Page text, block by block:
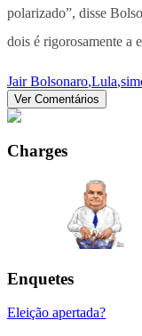
polarizado”, disse
dois é rigorosamente a
Jair Bolsonaro,Lula,
Ver Comentários
Charges
Enquetes
Eleição apertada?